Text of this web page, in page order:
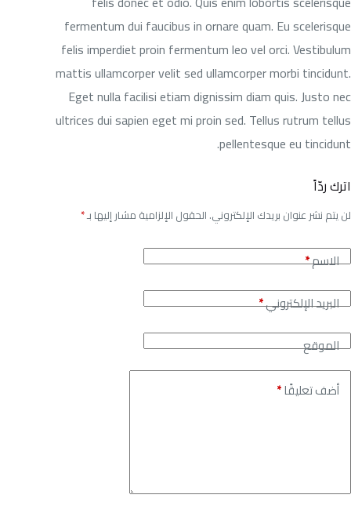
fermentum dui faucibus in ornare quam. Eu scelerisque
felis imperdiet proin fermentum leo vel orci. Vestibulum
mattis ullamcorper velit sed ullamcorper morbi tincidunt.
Eget nulla facilisi etiam dignissim diam quis. Justo nec
ultrices dui sapien eget mi proin sed. Tellus rutrum tellus
pellentesque eu tincidunt.
اترك ردّاً
لن يتم نشر عنوان بريدك الإلكتروني. الحقول الإلزامية مشار إليها بـ*
الاسم*
البريد الإلكتروني*
الموقع
أضف تعليقًا*